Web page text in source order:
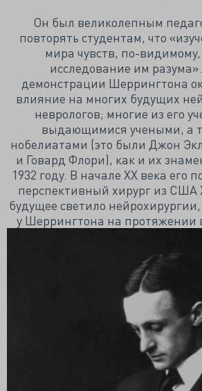
Он был великолепным
повторять студентам, что
мира чувств, по-
исследование им
демонстрации Шеррингтона
влияние на многих будущих
неврологов; многие из его
выдающимися учеными, а
нобелиатами (это были Джон
и Говард Флори), как и их
1932 году. В начале XX века его
перспективный хирург из США
будущее светило
у Шеррингтона на протяжении